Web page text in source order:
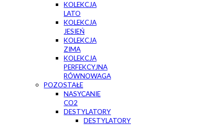
KOLEKCJA
LATO
KOLEKCJA
JESIEŃ
KOLEKCJA
ZIMA
KOLEKCJA
PERFEKCYJNA
RÓWNOWAGA
POZOSTAŁE
NASYCANIE
CO2
DESTYLATORY
DESTYLATORY